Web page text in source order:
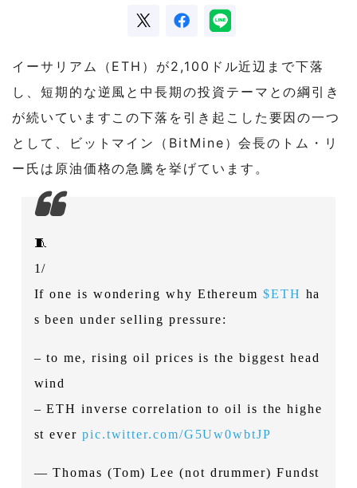
イーサリアム（ETH）が2,100ドル近辺まで下落
し、短期的な逆風と中長期の投資テーマとの綱引き
が続いていますこの下落を引き起こした要因の一つ
として、ビットマイン（BitMine）会長のトム・リ
ー氏は原油価格の急騰を挙げています。
🧵
1/
If one is wondering why Ethereum $ETH ha
s been under selling pressure:
– to me, rising oil prices is the biggest head
wind
– ETH inverse correlation to oil is the highe
st ever pic.twitter.com/G5Uw0wbtJP
— Thomas (Tom) Lee (not drummer) Fundst